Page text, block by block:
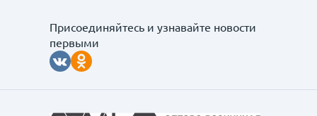
Присоединяйтесь и узнавайте новости
первыми